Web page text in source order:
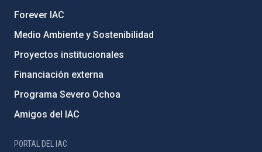
Forever IAC
Medio Ambiente y Sostenibilidad
Proyectos institucionales
Financiación externa
Programa Severo Ochoa
Amigos del IAC
PORTAL DEL IAC